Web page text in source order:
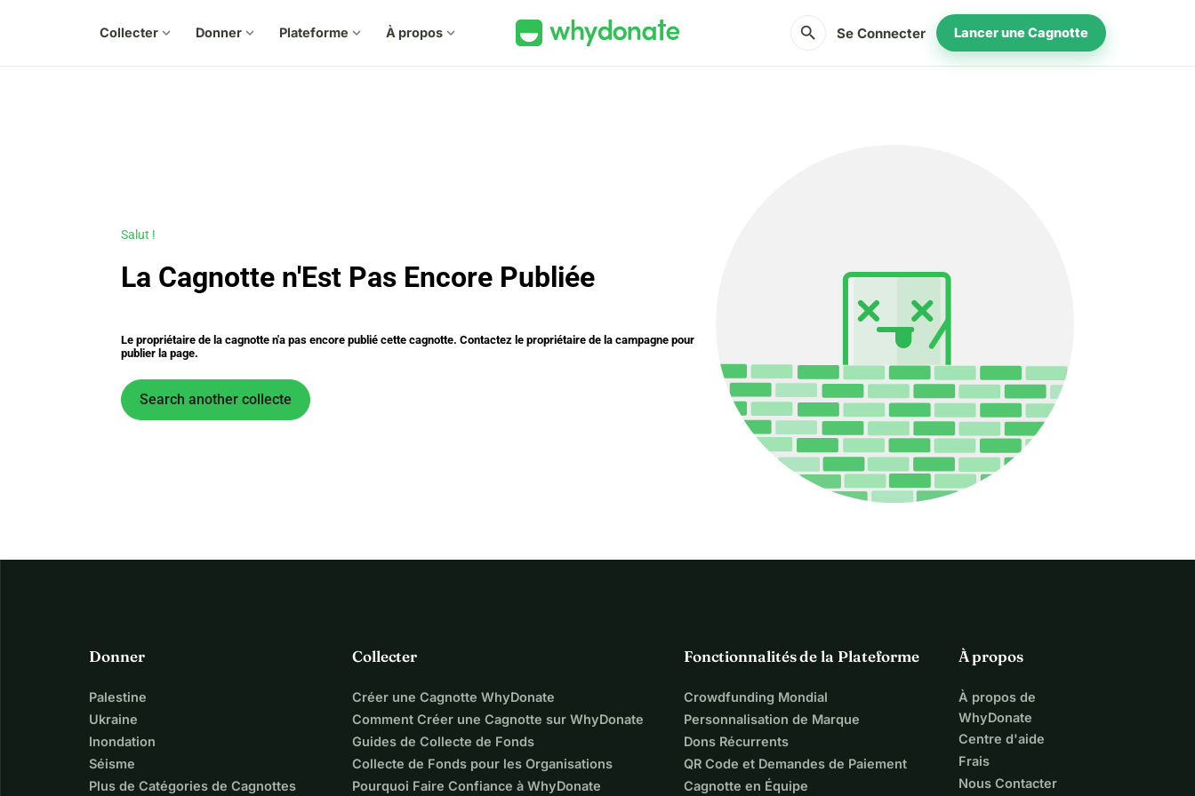
Collecter expand_more Donner expand_more Plateforme expand_more À propos expand_more search Se Connecter Lancer une Cagnotte
Salut !
La Cagnotte n'Est Pas Encore Publiée
Le propriétaire de la cagnotte n'a pas encore publié cette cagnotte. Contactez le propriétaire de la campagne pour
publier la page.
Search another collecte
Donner
Palestine
Ukraine
Inondation
Séisme
Plus de Catégories de Cagnottes
Collecter
Créer une Cagnotte WhyDonate
Comment Créer une Cagnotte sur WhyDonate
Guides de Collecte de Fonds
Collecte de Fonds pour les Organisations
Pourquoi Faire Confiance à WhyDonate
Fonctionnalités de la Plateforme
Crowdfunding Mondial
Personnalisation de Marque
Dons Récurrents
QR Code et Demandes de Paiement
Cagnotte en Équipe
À propos
À propos de
WhyDonate
Centre d'aide
Frais
Nous Contacter